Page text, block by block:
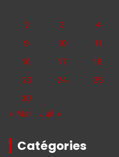
2
3 4
9
10 11
16
17 18
23
24 25
30
« Mai
Juil »
Catégories